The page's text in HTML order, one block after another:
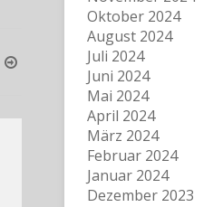
Oktober 2024
August 2024
Juli 2024
Juni 2024
Mai 2024
April 2024
März 2024
Februar 2024
Januar 2024
Dezember 2023